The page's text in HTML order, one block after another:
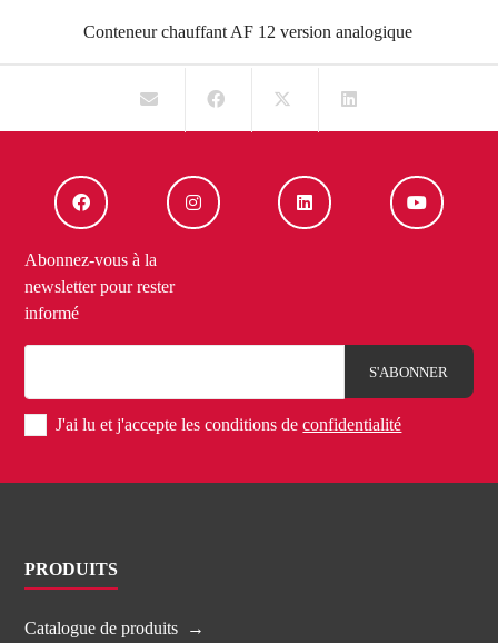
Conteneur chauffant AF 12 version analogique
Abonnez-vous à la
newsletter pour rester
informé
J'ai lu et j'accepte les conditions deconfidentialité
PRODUITS
Catalogue de produits